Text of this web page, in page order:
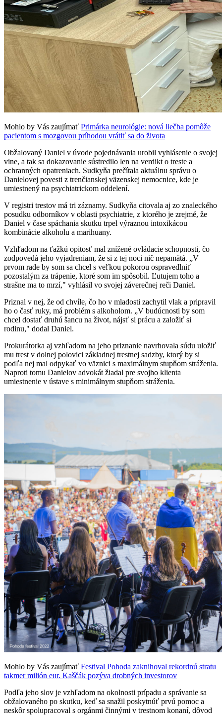
Mohlo by Vás zaujímať Primárka neurológie: nová liečba pomôže
pacientom s mozgovou príhodou vrátiť sa do života
Obžalovaný Daniel v úvode pojednávania urobil vyhlásenie o svojej
vine, a tak sa dokazovanie sústredilo len na verdikt o treste a
ochranných opatreniach. Sudkyňa prečítala aktuálnu správu o
Danielovej povesti z trenčianskej väzenskej nemocnice, kde je
umiestnený na psychiatrickom oddelení.
V registri trestov má tri záznamy. Sudkyňa citovala aj zo znaleckého
posudku odborníkov v oblasti psychiatrie, z ktorého je zrejmé, že
Daniel v čase spáchania skutku trpel výraznou intoxikácou
kombinácie alkoholu a marihuany.
Vzhľadom na ťažkú opitosť mal znížené ovládacie schopnosti, čo
zodpovedá jeho vyjadreniam, že si z tej noci nič nepamätá. „V
prvom rade by som sa chcel s veľkou pokorou ospravedlniť
pozostalým za trápenie, ktoré som im spôsobil. Ľutujem toho a
strašne ma to mrzí," vyhlásil vo svojej záverečnej reči Daniel.
Priznal v nej, že od chvíle, čo ho v mladosti zachytil vlak a pripravil
ho o časť ruky, má problém s alkoholom. „V budúcnosti by som
chcel dostať druhú šancu na život, nájsť si prácu a založiť si
rodinu," dodal Daniel.
Prokurátorka aj vzhľadom na jeho priznanie navrhovala súdu uložiť
mu trest v dolnej polovici základnej trestnej sadzby, ktorý by si
podľa nej mal odpykať vo väznici s maximálnym stupňom stráženia.
Naproti tomu Danielov advokát žiadal pre svojho klienta
umiestnenie v ústave s minimálnym stupňom stráženia.
Mohlo by Vás zaujímať Festival Pohoda zaknihoval rekordnú stratu
takmer milión eur. Kaščák pozýva drobných investorov
Podľa jeho slov je vzhľadom na okolnosti prípadu a správanie sa
obžalovaného po skutku, keď sa snažil poskytnúť prvú pomoc a
neskôr spolupracoval s orgánmi činnými v trestnom konaní, dôvod